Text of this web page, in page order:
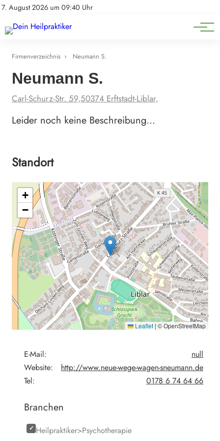
7. August 2026 um 09:40 Uhr
Impressum
Natürliche Medizin
Heilpflanzen & Kräuterkunde
Firmenverzeichnis › Neumann S.
Neumann S.
Carl-Schurz-Str. 59,50374 Erftstadt-Liblar,
Leider noch keine Beschreibung…
Standort
+
−
Leaflet |© OpenStreetMap
E-Mail:
null
Website:
http://www.neue-wege-wagen-sneumann.de
Tel:
0178 6 74 64 66
Branchen
Heilpraktiker>Psychotherapie